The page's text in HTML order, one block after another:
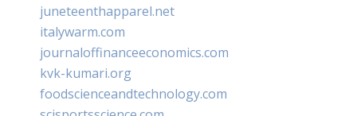
juneteenthapparel.net
italywarm.com
journaloffinanceeconomics.com
kvk-kumari.org
foodscienceandtechnology.com